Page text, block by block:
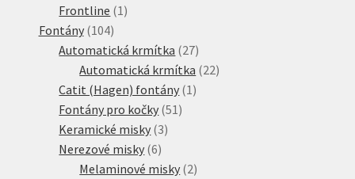
Frontline 1 1
Fontány 104104
produktů
Automatická krmítka 2727
produktů
Automatická krmítka 2222
Catit (Hagen) fontány 1 1
Fontány pro kočky 51 51
Keramické misky 33
Nerezové misky 66
produktů
Melaminové misky 22